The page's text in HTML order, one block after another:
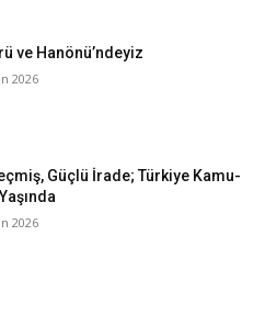
ve Hanönü’ndeyiz
2026
Güçlü İrade; Türkiye Kamu-
2026